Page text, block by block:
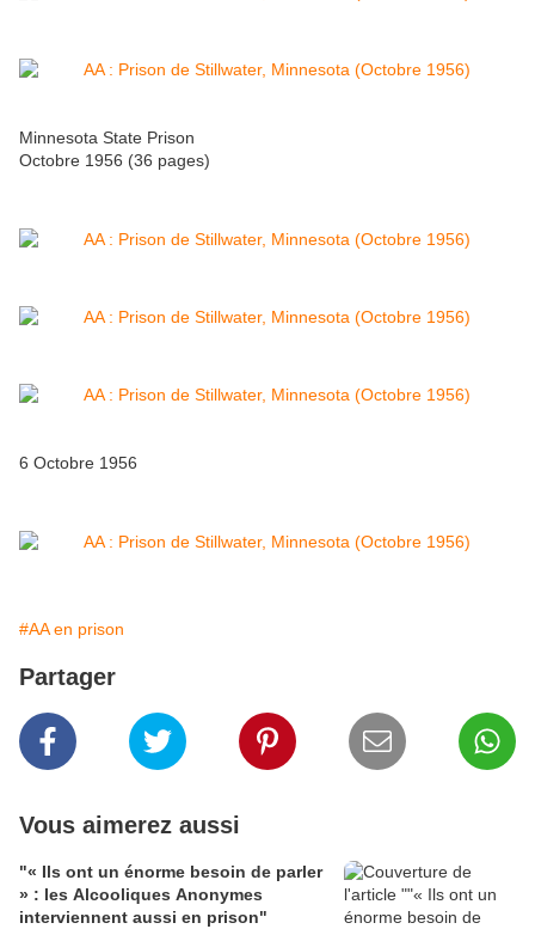
Minnesota State Prison
Octobre 1956 (36 pages)
6 Octobre 1956
#AA en prison
Partager
Vous aimerez aussi
"« Ils ont un énorme besoin de parler
» : les Alcooliques Anonymes
interviennent aussi en prison"